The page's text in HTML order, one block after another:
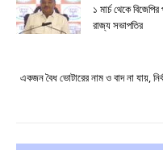
১ মার্চ থেকে
রাজ্য সভাপতির
একজন বৈধ ভোটারের নাম ও বাদ না যায়,